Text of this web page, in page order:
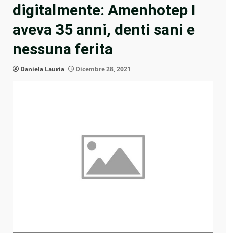
digitalmente: Amenhotep I
aveva 35 anni, denti sani e
nessuna ferita
Daniela Lauria Dicembre 28, 2021